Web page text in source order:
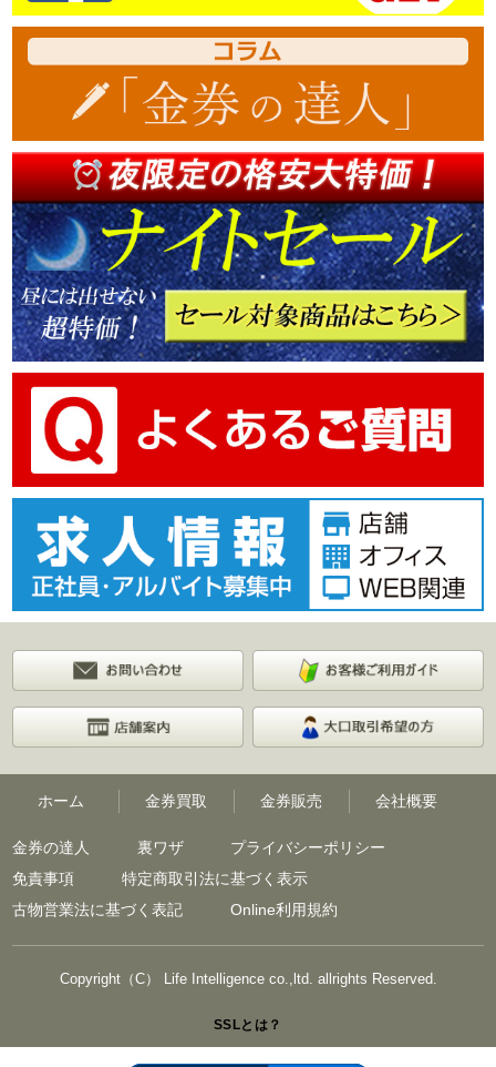
ホーム 金券買取 金券販売 会社概要
金券の達人 裏ワザ
プライバシーポリシー
免責事項
特定商取引法に基づく表示
古物営業法に基づく表記
Online利用規約
Copyright（C） Life Intelligence co.,ltd. allrights Reserved.
SSLとは？